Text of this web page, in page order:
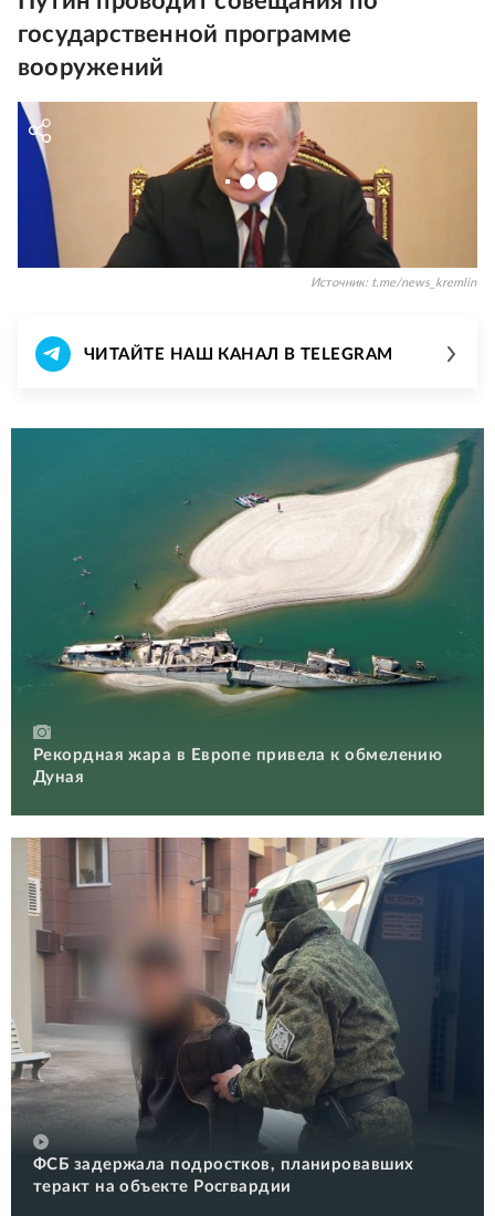
государственной программе
вооружений
Источник: t.me/news_kremlin
ЧИТАЙТЕ НАШ КАНАЛ В TELEGRAM
Рекордная жара в Европе привела к обмелению
Дуная
ФСБ задержала подростков, планировавших
теракт на объекте Росгвардии